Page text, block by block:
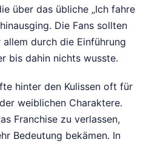
über das übliche „Ich fahre
Die Fans sollten
durch die Einführung
bis dahin nichts wusste.
hinter den Kulissen oft für
weiblichen Charaktere.
Franchise zu verlassen,
Bedeutung bekämen. In